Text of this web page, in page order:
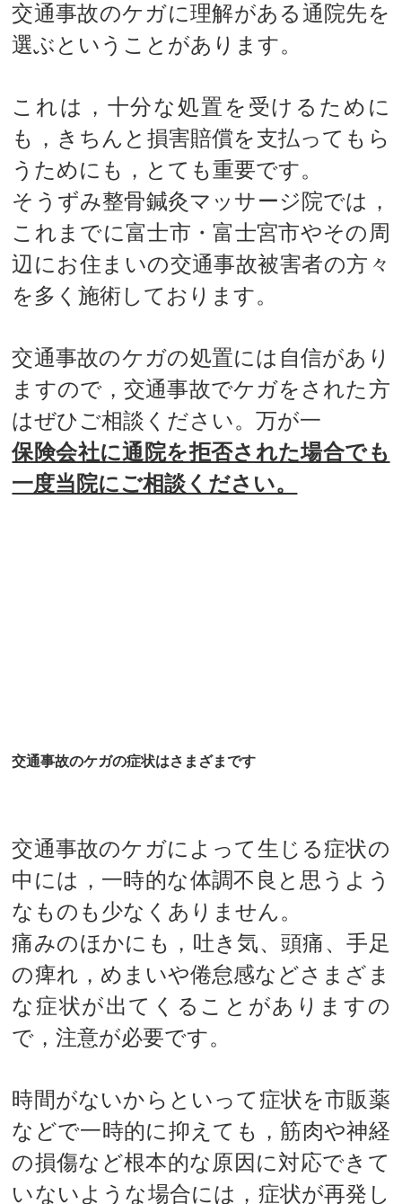
交通事故のケガに理解がある通院先を
選ぶということがあります。
これは，十分な処置を受けるために
も，きちんと損害賠償を支払ってもら
うためにも，とても重要です。
そうずみ整骨鍼灸マッサージ院では，
これまでに富士市・富士宮市やその周
辺にお住まいの交通事故被害者の方々
を多く施術しております。
交通事故のケガの処置には自信があり
ますので，交通事故でケガをされた方
はぜひご相談ください。万が一
保険会社に通院を拒否された場合でも
一度当院にご相談ください。
交通事故のケガの症状はさまざまです
交通事故のケガによって生じる症状の
中には，一時的な体調不良と思うよう
なものも少なくありません。
痛みのほかにも，吐き気、頭痛、手足
の痺れ，めまいや倦怠感などさまざま
な症状が出てくることがありますの
で，注意が必要です。
時間がないからといって症状を市販薬
などで一時的に抑えても，筋肉や神経
の損傷など根本的な原因に対応できて
いないような場合には，症状が再発し